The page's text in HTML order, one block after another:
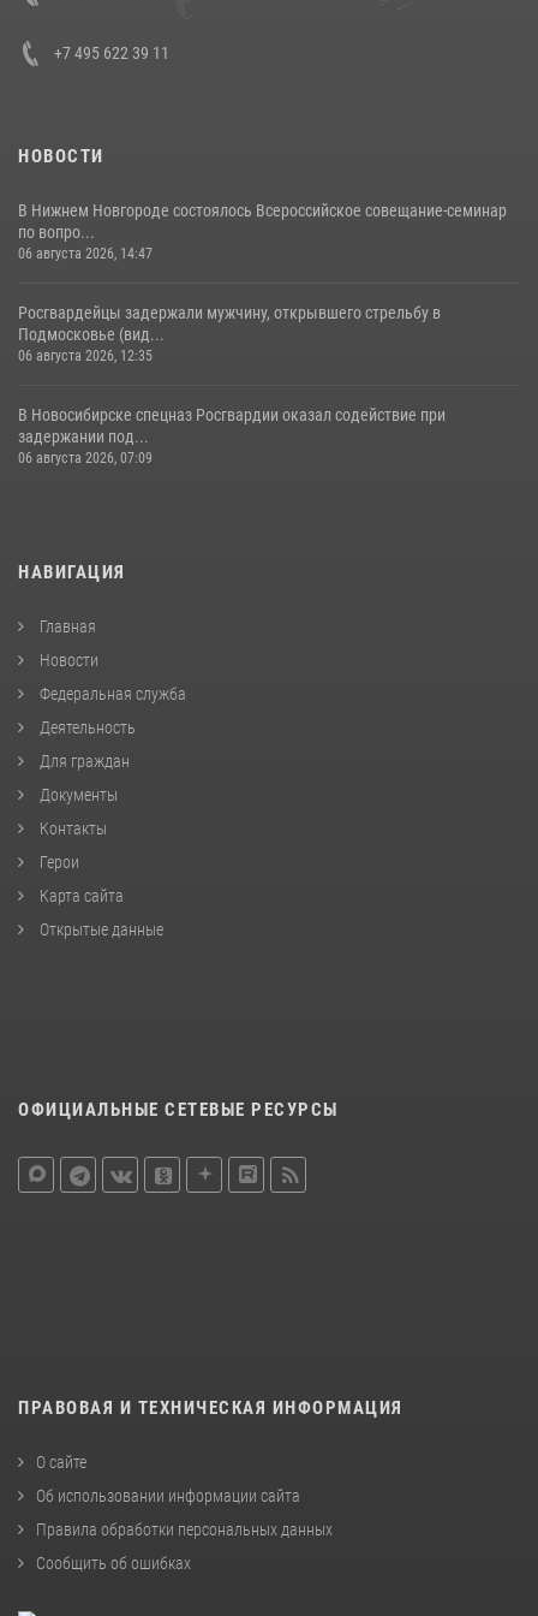
+7 495 622 39 11
НОВОСТИ
В Нижнем Новгороде состоялось Всероссийское совещание-семинар
по вопро...
06 августа 2026, 14:47
Росгвардейцы задержали мужчину, открывшего стрельбу в
Подмосковье (вид...
06 августа 2026, 12:35
В Новосибирске спецназ Росгвардии оказал содействие при
задержании под...
06 августа 2026, 07:09
НАВИГАЦИЯ
Главная
Новости
Федеральная служба
Деятельность
Для граждан
Документы
Контакты
Герои
Карта сайта
Открытые данные
ОФИЦИАЛЬНЫЕ СЕТЕВЫЕ РЕСУРСЫ
ПРАВОВАЯ И ТЕХНИЧЕСКАЯ ИНФОРМАЦИЯ
О сайте
Об использовании информации сайта
Правила обработки персональных данных
Сообщить об ошибках